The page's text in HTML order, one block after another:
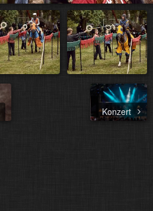
Konzert